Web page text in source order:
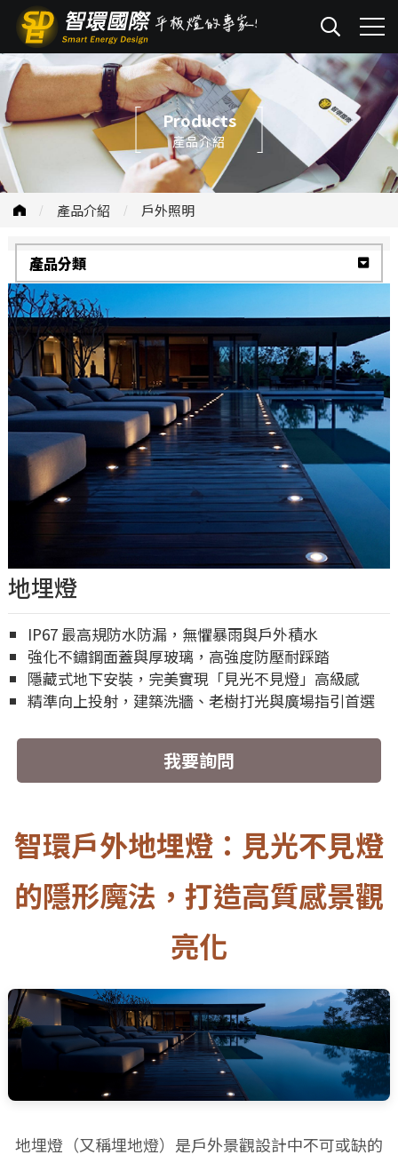
Products
產品介紹
產品介紹 戶外照明
產品分類
地埋燈
IP67 最高規防水防漏，無懼暴雨與戶外積水
強化不鏽鋼面蓋與厚玻璃，高強度防壓耐踩踏
隱藏式地下安裝，完美實現「見光不見燈」高級感
精準向上投射，建築洗牆、老樹打光與廣場指引首選
我要詢問
智環戶外地埋燈：見光不見燈
的隱形魔法，打造高質感景觀
亮化
地埋燈（又稱埋地燈）是戶外景觀設計中不可或缺的